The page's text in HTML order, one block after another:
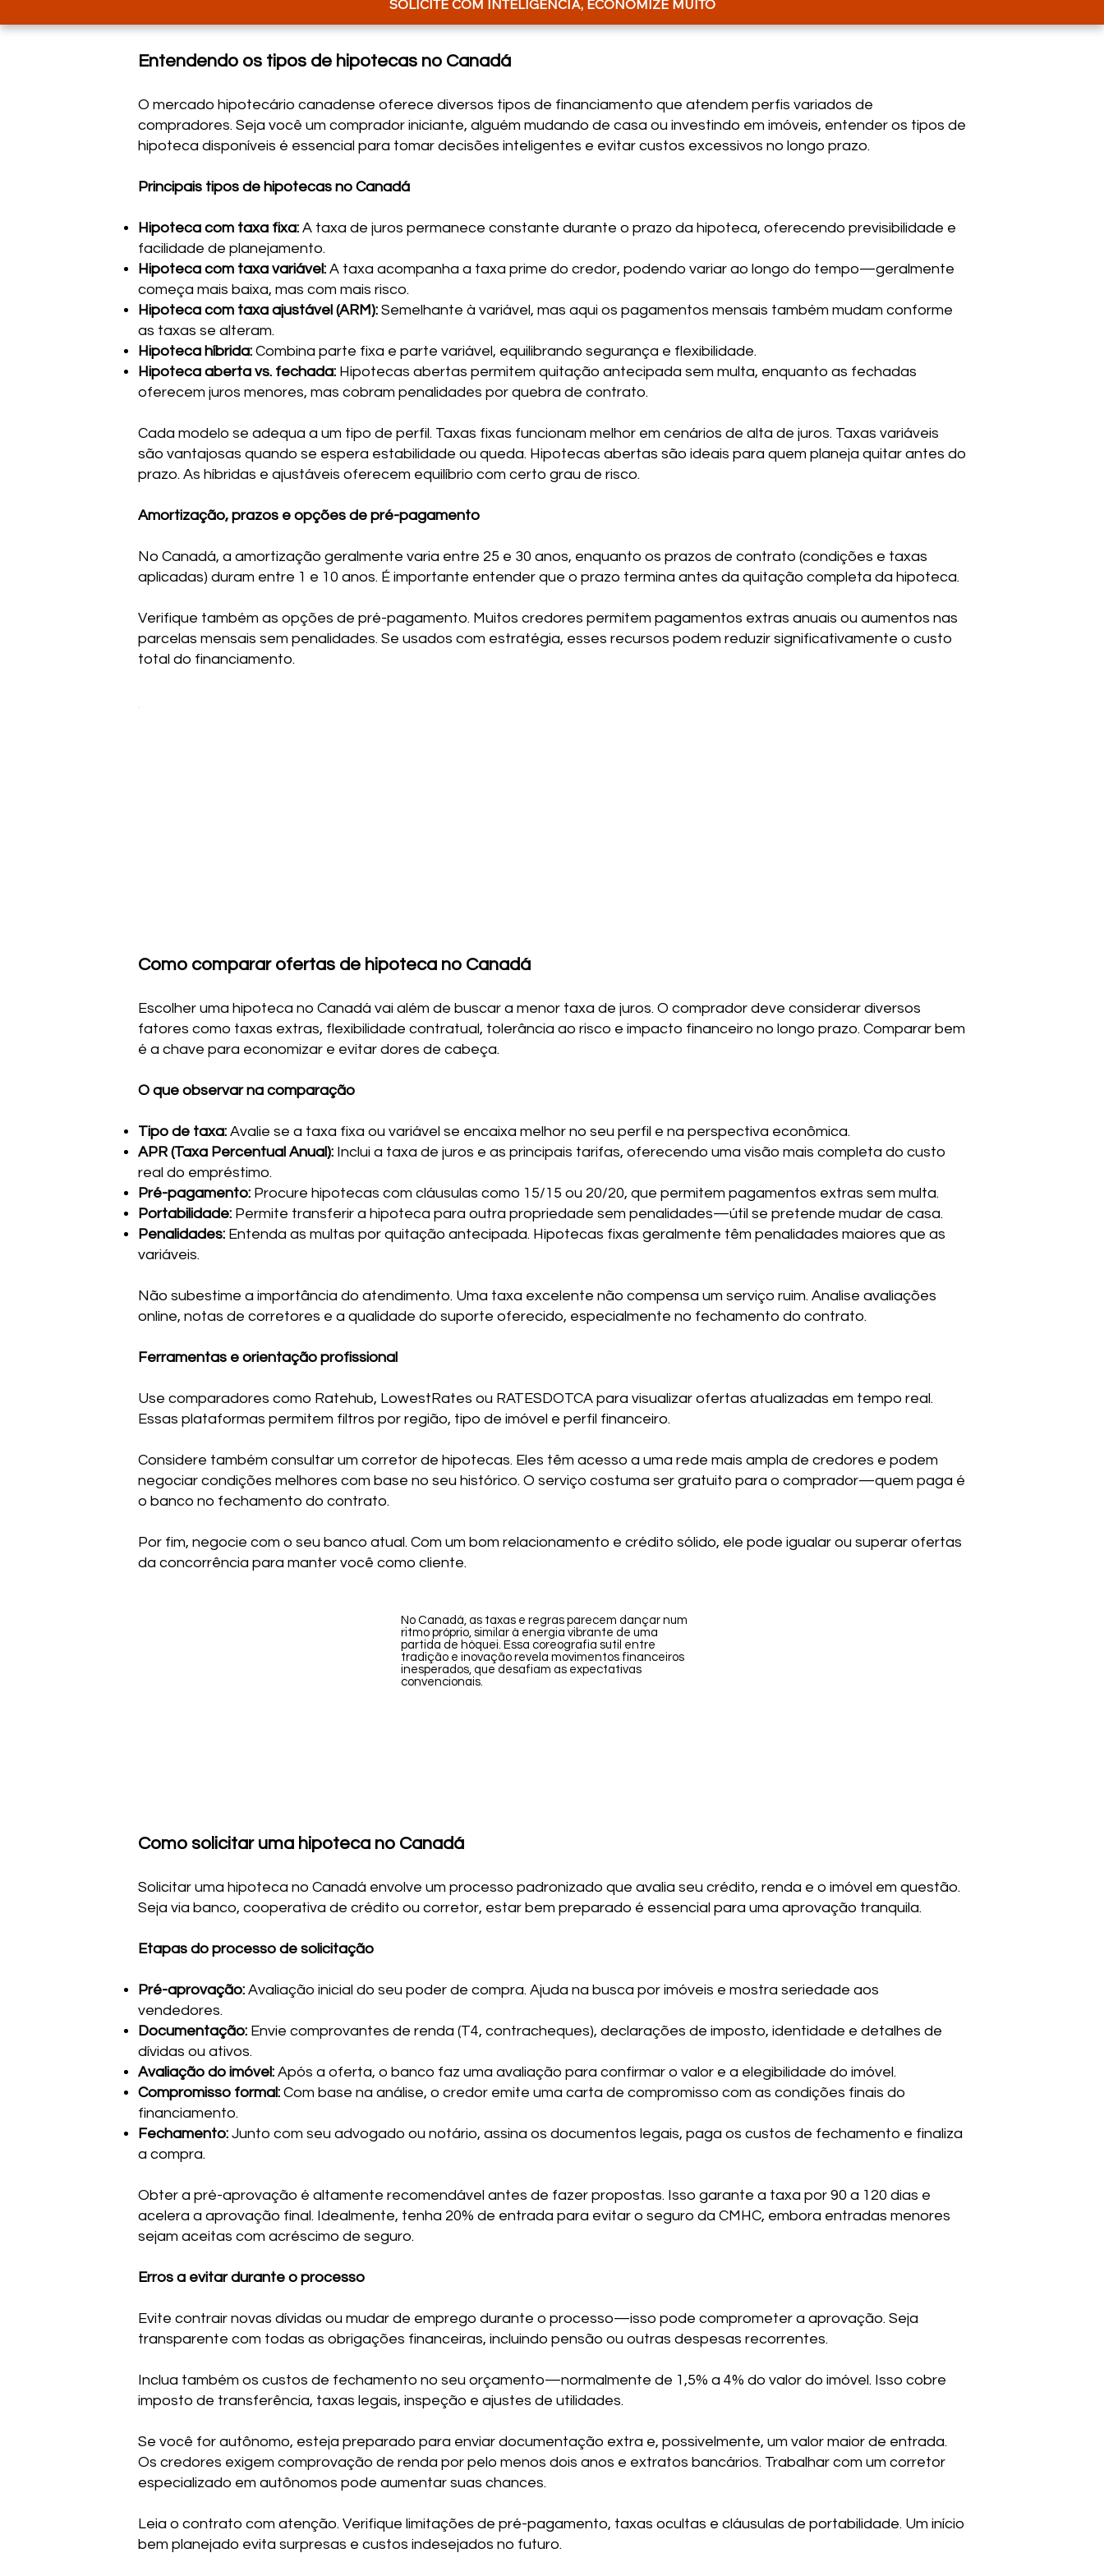
Entendendo os tipos de hipotecas no Canadá
O mercado hipotecário canadense oferece diversos tipos de financiamento que atendem perfis variados de
compradores. Seja você um comprador iniciante, alguém mudando de casa ou investindo em imóveis, entender os tipos de
hipoteca disponíveis é essencial para tomar decisões inteligentes e evitar custos excessivos no longo prazo.
Principais tipos de hipotecas no Canadá
Hipoteca com taxa fixa: A taxa de juros permanece constante durante o prazo da hipoteca, oferecendo previsibilidade e
facilidade de planejamento.
Hipoteca com taxa variável: A taxa acompanha a taxa prime do credor, podendo variar ao longo do tempo—geralmente
começa mais baixa, mas com mais risco.
Hipoteca com taxa ajustável (ARM): Semelhante à variável, mas aqui os pagamentos mensais também mudam conforme
as taxas se alteram.
Hipoteca híbrida: Combina parte fixa e parte variável, equilibrando segurança e flexibilidade.
Hipoteca aberta vs. fechada: Hipotecas abertas permitem quitação antecipada sem multa, enquanto as fechadas
oferecem juros menores, mas cobram penalidades por quebra de contrato.
Cada modelo se adequa a um tipo de perfil. Taxas fixas funcionam melhor em cenários de alta de juros. Taxas variáveis
são vantajosas quando se espera estabilidade ou queda. Hipotecas abertas são ideais para quem planeja quitar antes do
prazo. As híbridas e ajustáveis oferecem equilíbrio com certo grau de risco.
Amortização, prazos e opções de pré-pagamento
No Canadá, a amortização geralmente varia entre 25 e 30 anos, enquanto os prazos de contrato (condições e taxas
aplicadas) duram entre 1 e 10 anos. É importante entender que o prazo termina antes da quitação completa da hipoteca.
Verifique também as opções de pré-pagamento. Muitos credores permitem pagamentos extras anuais ou aumentos nas
parcelas mensais sem penalidades. Se usados com estratégia, esses recursos podem reduzir significativamente o custo
total do financiamento.
Como comparar ofertas de hipoteca no Canadá
Escolher uma hipoteca no Canadá vai além de buscar a menor taxa de juros. O comprador deve considerar diversos
fatores como taxas extras, flexibilidade contratual, tolerância ao risco e impacto financeiro no longo prazo. Comparar bem
é a chave para economizar e evitar dores de cabeça.
O que observar na comparação
Tipo de taxa: Avalie se a taxa fixa ou variável se encaixa melhor no seu perfil e na perspectiva econômica.
APR (Taxa Percentual Anual): Inclui a taxa de juros e as principais tarifas, oferecendo uma visão mais completa do custo
real do empréstimo.
Pré-pagamento: Procure hipotecas com cláusulas como 15/15 ou 20/20, que permitem pagamentos extras sem multa.
Portabilidade: Permite transferir a hipoteca para outra propriedade sem penalidades—útil se pretende mudar de casa.
Penalidades: Entenda as multas por quitação antecipada. Hipotecas fixas geralmente têm penalidades maiores que as
variáveis.
Não subestime a importância do atendimento. Uma taxa excelente não compensa um serviço ruim. Analise avaliações
online, notas de corretores e a qualidade do suporte oferecido, especialmente no fechamento do contrato.
Ferramentas e orientação profissional
Use comparadores como Ratehub, LowestRates ou RATESDOTCA para visualizar ofertas atualizadas em tempo real.
Essas plataformas permitem filtros por região, tipo de imóvel e perfil financeiro.
Considere também consultar um corretor de hipotecas. Eles têm acesso a uma rede mais ampla de credores e podem
negociar condições melhores com base no seu histórico. O serviço costuma ser gratuito para o comprador—quem paga é
o banco no fechamento do contrato.
Por fim, negocie com o seu banco atual. Com um bom relacionamento e crédito sólido, ele pode igualar ou superar ofertas
da concorrência para manter você como cliente.
No Canadá, as taxas e regras parecem dançar num
ritmo próprio, similar à energia vibrante de uma
partida de hóquei. Essa coreografia sutil entre
tradição e inovação revela movimentos financeiros
inesperados, que desafiam as expectativas
convencionais.
Como solicitar uma hipoteca no Canadá
Solicitar uma hipoteca no Canadá envolve um processo padronizado que avalia seu crédito, renda e o imóvel em questão.
Seja via banco, cooperativa de crédito ou corretor, estar bem preparado é essencial para uma aprovação tranquila.
Etapas do processo de solicitação
Pré-aprovação: Avaliação inicial do seu poder de compra. Ajuda na busca por imóveis e mostra seriedade aos
vendedores.
Documentação: Envie comprovantes de renda (T4, contracheques), declarações de imposto, identidade e detalhes de
dívidas ou ativos.
Avaliação do imóvel: Após a oferta, o banco faz uma avaliação para confirmar o valor e a elegibilidade do imóvel.
Compromisso formal: Com base na análise, o credor emite uma carta de compromisso com as condições finais do
financiamento.
Fechamento: Junto com seu advogado ou notário, assina os documentos legais, paga os custos de fechamento e finaliza
a compra.
Obter a pré-aprovação é altamente recomendável antes de fazer propostas. Isso garante a taxa por 90 a 120 dias e
acelera a aprovação final. Idealmente, tenha 20% de entrada para evitar o seguro da CMHC, embora entradas menores
sejam aceitas com acréscimo de seguro.
Erros a evitar durante o processo
Evite contrair novas dívidas ou mudar de emprego durante o processo—isso pode comprometer a aprovação. Seja
transparente com todas as obrigações financeiras, incluindo pensão ou outras despesas recorrentes.
Inclua também os custos de fechamento no seu orçamento—normalmente de 1,5% a 4% do valor do imóvel. Isso cobre
imposto de transferência, taxas legais, inspeção e ajustes de utilidades.
Se você for autônomo, esteja preparado para enviar documentação extra e, possivelmente, um valor maior de entrada.
Os credores exigem comprovação de renda por pelo menos dois anos e extratos bancários. Trabalhar com um corretor
especializado em autônomos pode aumentar suas chances.
Leia o contrato com atenção. Verifique limitações de pré-pagamento, taxas ocultas e cláusulas de portabilidade. Um início
bem planejado evita surpresas e custos indesejados no futuro.
SOLICITE COM INTELIGÊNCIA, ECONOMIZE MUITO